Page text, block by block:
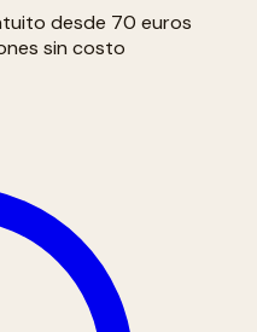
desde 70 euros
sin costo